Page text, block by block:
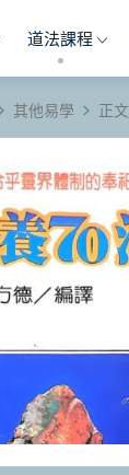
道法課程
其他易學 正文